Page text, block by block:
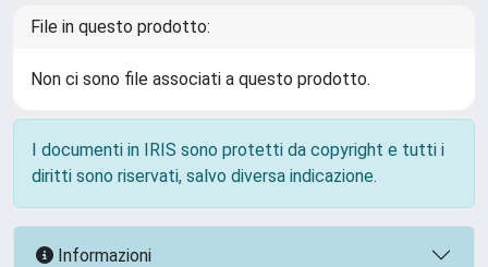
File in questo prodotto:
Non ci sono file associati a questo prodotto.
I documenti in IRIS sono protetti da copyright e tutti i
diritti sono riservati, salvo diversa indicazione.
Informazioni